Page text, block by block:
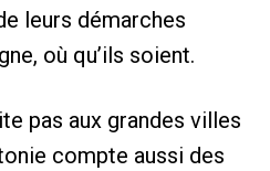
leurs démarches
où qu’ils soient.
pas aux grandes villes
compte aussi des